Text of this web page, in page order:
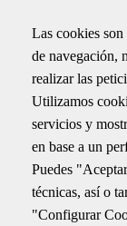
Suscríbete
Recibe por correo
conoce los últimos
Facebook
Este campo
cambios.
Correu
Las cookies
de navegación,
realizar las
Utilizamos
servicios y
en base a un
Puedes
técnicas, así o
"Configurar